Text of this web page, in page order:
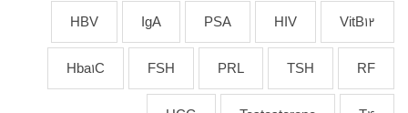
VitB12
HIV
PSA
IgA
HBV
RF
TSH
PRL
FSH
Hba1C